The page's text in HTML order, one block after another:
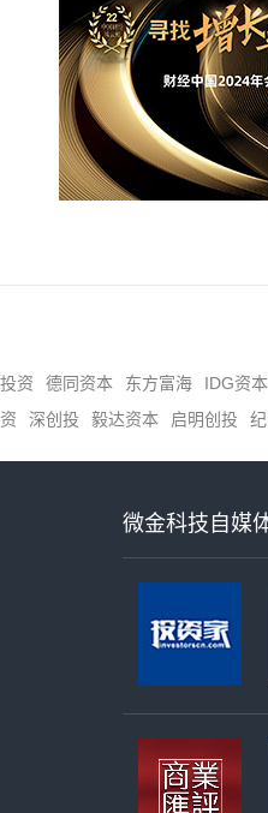
资 德同资本 东方富海 IDG资本
深创投 毅达资本 启明创投
微金科技自媒